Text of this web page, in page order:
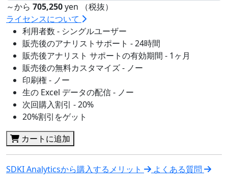
～から 705,250yen （税抜）
ライセンスについて
利用者数 - シングルユーザー
販売後のアナリストサポート - 24時間
販売後アナリスト サポートの有効期間 - 1ヶ月
販売後の無料カスタマイズ - ノー
印刷権 - ノー
生の Excel データの配信 - ノー
次回購入割引 - 20%
20%割引をゲット
カートに追加
SDKI Analyticsから購入するメリット よくある質問